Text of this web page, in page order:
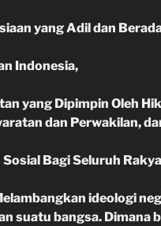
yang Adil dan
Indonesia,
yang Dipimpin Oleh
dan Perwakilan,
Sosial Bagi Seluruh
ideologi
suatu bangsa. Dimana